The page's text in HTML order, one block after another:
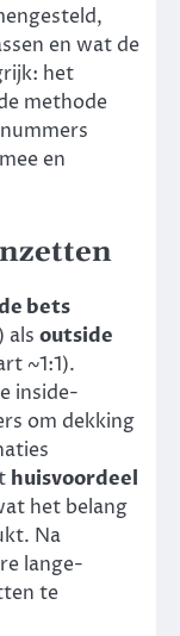
en wat de
het
methode
en
bets
als outside
~1:1).
inside-
om dekking
huisvoordeel
het belang
Na
lange-
te